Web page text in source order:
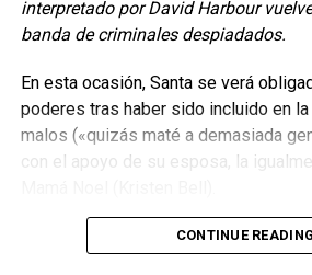
con Chani, interpretada por Zendaya,
Atreides, interpretado por Timothée
le pondrían a su futura hija.
Si es niño, sugiere Leto, un homenaje
duque Leto Atreides.
épicas y un primer vistazo a varios
tanto nuevos como veteranos
interpretado por David Harbour
banda de criminales despiadados.
En esta ocasión, Santa se verá
poderes tras haber sido incluido en
malos («quizás maté a demasiada
con el apoyo de su esposa, la
CONTINUE READING